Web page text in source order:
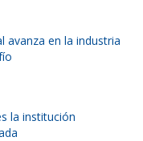
avanza en la industria
la institución